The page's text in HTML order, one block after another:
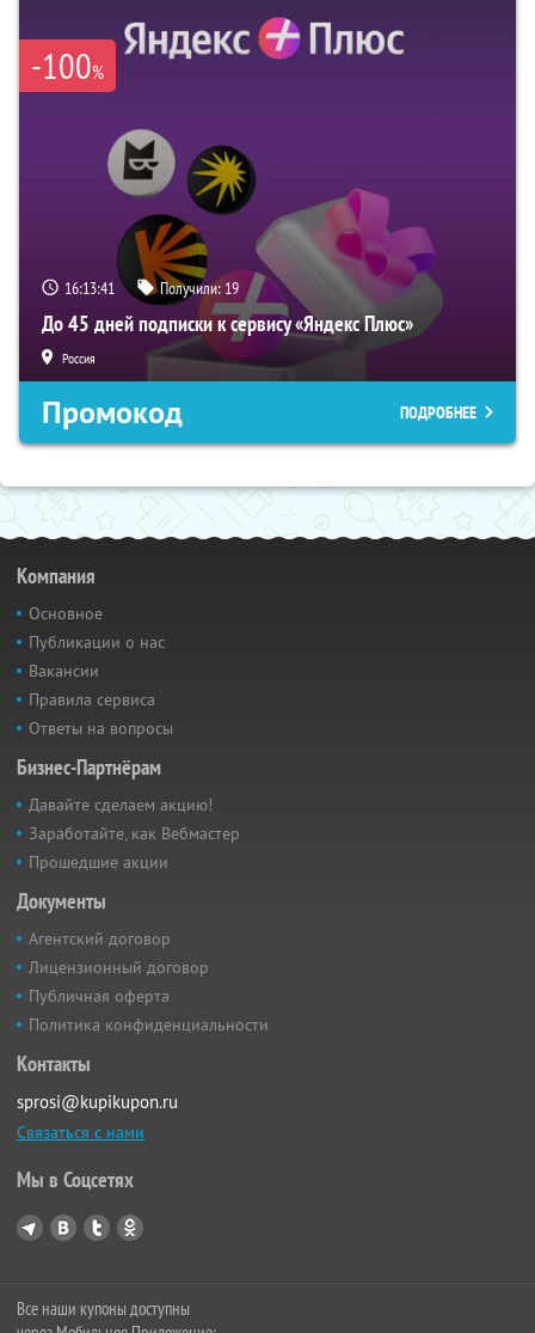
-100%
16:13:40 Получили: 19
До 45 дней подписки к сервису «Яндекс Плюс»
Россия
Промокод ПОДРОБНЕЕ
Компания
Основное
Публикации о нас
Вакансии
Правила сервиса
Ответы на вопросы
Бизнес-Партнёрам
Давайте сделаем акцию!
Заработайте, как Вебмастер
Прошедшие акции
Документы
Агентский договор
Лицензионный договор
Публичная оферта
Политика конфиденциальности
Контакты
sprosi@kupikupon.ru
Связаться с нами
Мы в Соцсетях
Все наши купоны доступны